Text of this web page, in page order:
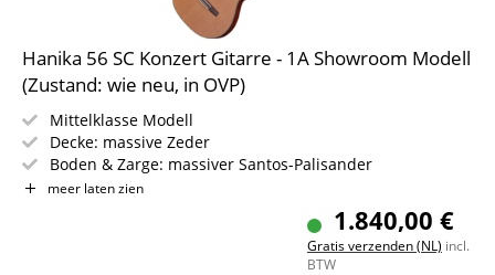
Hanika 56 SC Konzert Gitarre - 1A Showroom Modell
(Zustand: wie neu, in OVP)
Mittelklasse Modell
Decke: massive Zeder
Boden & Zarge: massiver Santos-Palisander
Griffbrett/Hals: Cedro / Grenadill
meer laten zien
1.840,00 €
Gratis verzenden (NL) incl.
BTW